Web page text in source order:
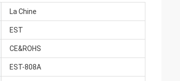
La Chine
EST
CE&ROHS
EST-808A